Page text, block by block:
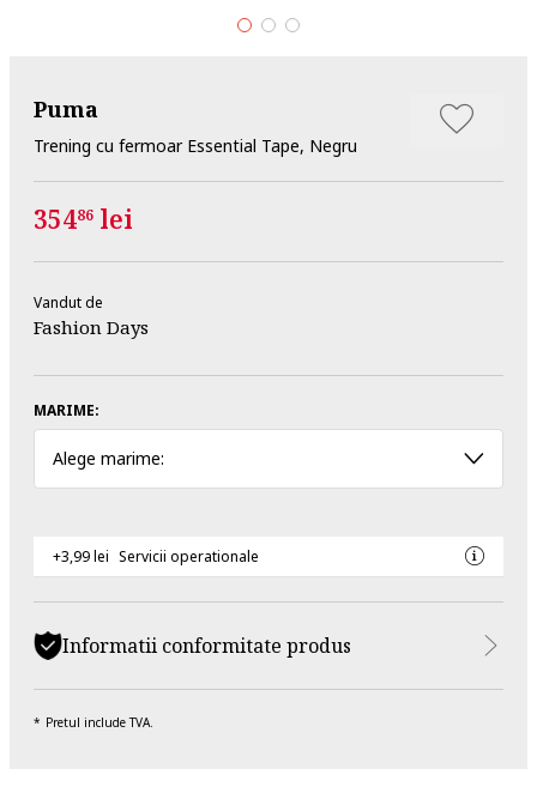
Puma
Trening cu fermoar Essential Tape, Negru
35486 lei
Vandut de
Fashion Days
MARIME:
Alege marime:
+3,99 lei Servicii operationale
Informatii conformitate produs
Pretul include TVA.